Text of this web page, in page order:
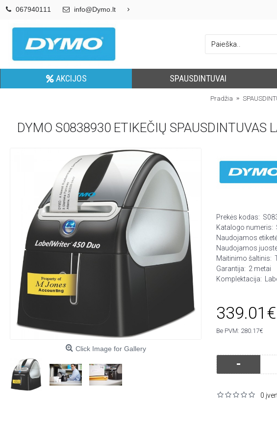
067940111 info@Dymo.lt
AKCIJOS SPAUSDINTUVAI
Pradžia
DYMO S0838930 ETIKEČIŲ SPAUSDINTUVAS
Click Image for Gallery
Prekės kodas:
Katalogo numeris:
Naudojamos
Naudojamos
Maitinimo šaltinis:
Garantija: 2 metai
Komplektacija:
339.01€
Be PVM: 280.17€
-
0